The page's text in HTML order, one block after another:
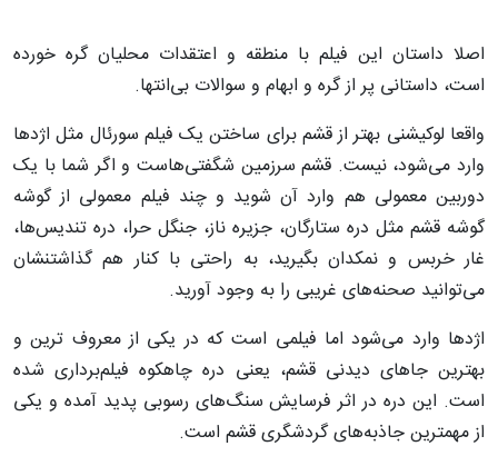
اصلا داستان این فیلم با منطقه و اعتقدات محلیان گره خورده
است، داستانی پر از گره و ابهام و سوالات بی‌انتها.
واقعا لوکیشنی بهتر از قشم برای ساختن یک فیلم سورئال مثل اژدها
وارد می‌شود، نیست. قشم سرزمین شگفتی‌هاست و اگر شما با یک
دوربین معمولی هم وارد آن شوید و چند فیلم معمولی از گوشه
گوشه قشم مثل دره ستارگان، جزیره ناز، جنگل حرا، دره تندیس‌ها،
غار خربس و نمکدان بگیرید، به راحتی با کنار هم گذاشتنشان
می‌توانید صحنه‌های غریبی را به وجود آورید.
اژدها وارد می‌شود اما فیلمی است که در یکی از معروف ترین و
بهترین جاهای دیدنی قشم، یعنی دره چاهکوه فیلم‌برداری شده
است. این دره در اثر فرسایش سنگ‌های رسوبی پدید آمده و یکی
از مهمترین جاذبه‌های گردشگری قشم است.